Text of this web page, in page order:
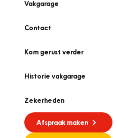
Vakgarage
Contact
Kom gerust verder
Historie vakgarage
Zekerheden
Afspraak maken